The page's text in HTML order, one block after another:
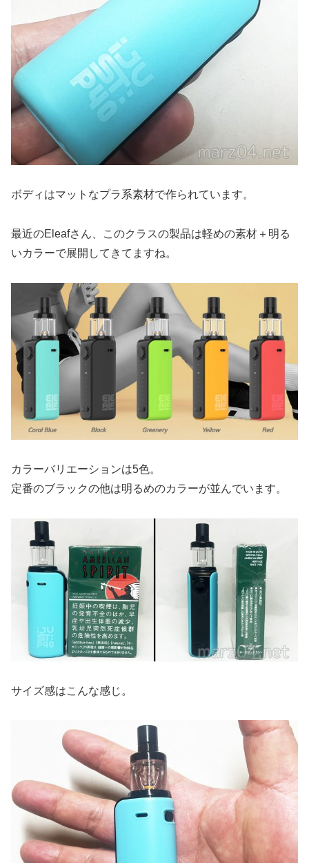
ボディはマットなプラ系素材で作られています。
最近のEleafさん、このクラスの製品は軽めの素材＋明る
いカラーで展開してきてますね。
カラーバリエーションは5色。
定番のブラックの他は明るめのカラーが並んでいます。
サイズ感はこんな感じ。